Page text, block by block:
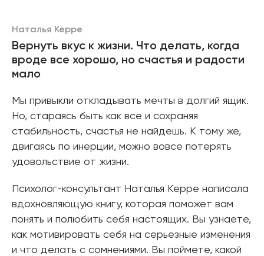
Наталья Керре
Вернуть вкус к жизни. Что делать, когда
вроде все хорошо, но счастья и радости
мало
Мы привыкли откладывать мечты в долгий ящик.
Но, стараясь быть как все и сохраняя
стабильность, счастья не найдешь. К тому же,
двигаясь по инерции, можно вовсе потерять
удовольствие от жизни.
Психолог-консультант Наталья Керре написала
вдохновляющую книгу, которая поможет вам
понять и полюбить себя настоящих. Вы узнаете,
как мотивировать себя на серьезные изменения
и что делать с сомнениями. Вы поймете, какой